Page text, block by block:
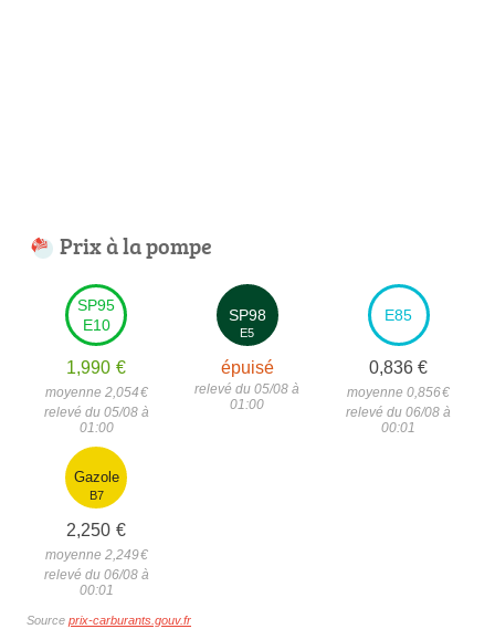
Prix à la pompe
SP95
E10
1,990 €
moyenne 2,054€
relevé du 05/08 à
01:00
SP98
E5
épuisé
relevé du 05/08 à
01:00
E85
0,836 €
moyenne 0,856€
relevé du 06/08 à
00:01
Gazole
B7
2,250 €
moyenne 2,249€
relevé du 06/08 à
00:01
Source prix-carburants.gouv.fr